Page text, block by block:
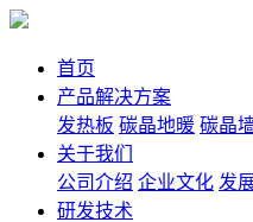
首页
产品解决方案
发热板 碳晶地暖 碳晶
关于我们
公司介绍 企业文化 发
研发技术